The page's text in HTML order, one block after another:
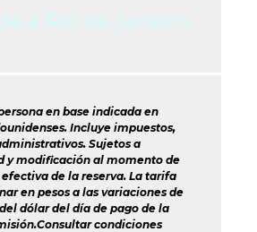
a Río de Janeiro
en base indicada en
Incluye impuestos,
Sujetos a
y modificación al momento de
de la reserva. La tarifa
en pesos a las variaciones de
dólar del día de pago de la
condiciones